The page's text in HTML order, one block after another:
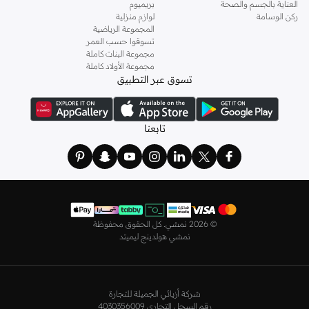
وباستايلات كاجوال أو رسمية. لدينا خيارات متعددة من علامات رائدة مثل
! اختاري من مجموعتنا قطعًا أنثوية مثل
، أو اقتني العبوات الاقتصادية التي تحتوي على كافة القطع الأساسية.
مريحة، بما في ذلك قمصان النوم والبيجامات من علامات
نعوميوغيرها.
استعدي لأجواء الصيف مع مجموعتنا من ملابس السباحة التي تضم كل ما تحتاجينه،
مستلزمات الشاطئ أو المسبح.
من علامات رائدة مثلتمبرلاندو لاكوست وغانتوجيوردانووغيرها، لتكون دائمًا في أبهى
صورة سواء كنت متوجهاً إلى عملك أو تقضي عطلة نهاية الأسبوع برفقة أصدقائك
ستجد لدينا في مجموعة التيشيرتات والقمصان كل ما تحتاجه مع مجموعة متنوعة من
وفي نزهاتك مع أصدقائك. واطلع على الكنزات والهوديز و
العناية بالجسم والصحة
ركن الوسامة
بريميوم
لوازم منزلية
المجموعة الرياضية
تسوقوا حسب العمر
مجموعة البنات كاملة
مجموعة الأولاد كاملة
تسوق عبر التطبيق
تابعنا
© 2026 نمشي. كل الحقوق محفوظة
نمشي هولدينج ليميتد
شركة أزيائي الجميلة للتجارة
رقم السجل التجاري 4030356009